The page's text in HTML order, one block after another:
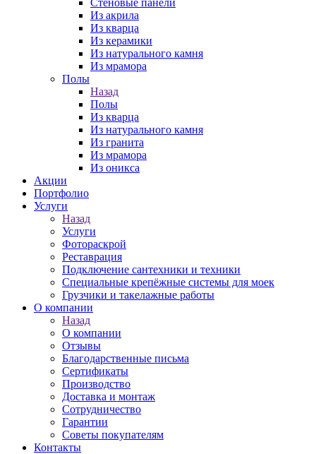
Стеновые панели
Из акрила
Из кварца
Из керамики
Из натурального камня
Из мрамора
Полы
Назад
Полы
Из кварца
Из натурального камня
Из гранита
Из мрамора
Из оникса
Акции
Портфолио
Услуги
Назад
Услуги
Фотораскрой
Реставрация
Подключение сантехники и техники
Специальные крепёжные системы для моек
Грузчики и такелажные работы
О компании
Назад
О компании
Отзывы
Благодарственные письма
Сертификаты
Производство
Доставка и монтаж
Сотрудничество
Гарантии
Советы покупателям
Контакты